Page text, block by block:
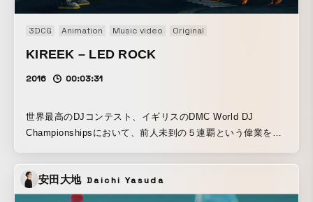
3DCG Animation Music video Original
KIREEK – LED ROCK
2016 00:03:31
世界最高のDJコンテスト、イギリスのDMC World DJ
Championshipsにおいて、前人未到の５連覇という偉業を成
ム”ONE in TWO"をリリース。 アルバム収録曲からLED
ROCKのミュージックビデオを制作しました。 音楽カルチャ
ーのオマージュがふんだんに散りばめられたLED ROCKの世
安田大地 Daichi Yasuda